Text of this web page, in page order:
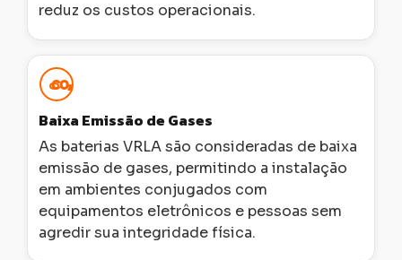
reduz os custos operacionais.
CO₂
Baixa Emissão de Gases
As baterias VRLA são consideradas de baixa
emissão de gases, permitindo a instalação
em ambientes conjugados com
equipamentos eletrônicos e pessoas sem
agredir sua integridade física.